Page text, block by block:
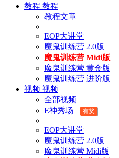
教程 教程
教程文章
EOP大讲堂
魔鬼训练营 2.0版
魔鬼训练营 Midi版
魔鬼训练营 黄金版
魔鬼训练营 进阶版
视频 视频
全部视频
E神秀场
有奖
EOP大讲堂
魔鬼训练营 2.0版
魔鬼训练营 Midi版